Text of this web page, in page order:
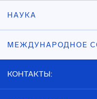
НАУКА
МЕЖДУНАРОДНОЕ
КОНТАКТЫ: